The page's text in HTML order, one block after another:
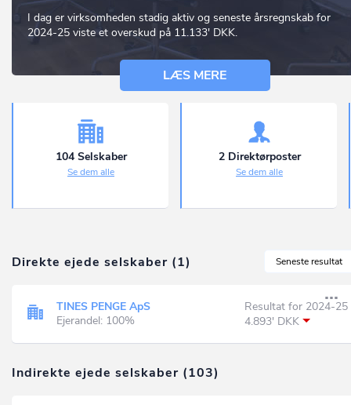
I dag er virksomheden stadig aktiv og seneste årsregnskab for
2024-25 viste et overskud på 11.133' DKK.
LÆS MERE
104 Selskaber
Se dem alle
2 Direktørposter
Se dem alle
Seneste resultat
Direkte ejede selskaber (1)
TINES PENGE ApS
Ejerandel: 100%
Resultat for 2024-25
4.893' DKK
Indirekte ejede selskaber (103)